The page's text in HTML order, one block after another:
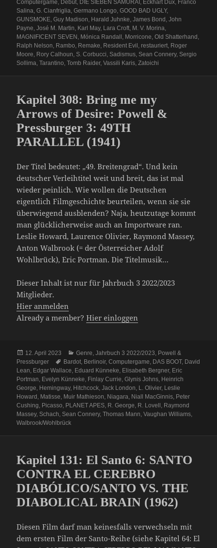
Computergame Debüt DIE SIEBEN SAMURAI Eckhart Dux Franco
Salina ,G. Cianfriglia ,Germano Longo ,GOOD BAD UGLY,
GUNSMOKE ,Guy Madison Harald Juhnke ,James Bond ,John
Payne ,José M. Martin Karl May, Lara Croft M. V. Morina
MAGNIFICENT SEVEN Mónica Randall Morricone ,Old Shatterhand
Ralph Nelson Rambo Remake Resident Evil restauriert Roger
Moore Rory Calhoun S. Corbucci Sadismus Sean Connery, Sergio
Sollima ,Tarantino ,Tomb Raider,Vassili Karis Zatoichi
Kapitel 308: Bring me my
Arrows of Desire: Powell &
Pressburger 3: 49TH
PARALLEL (1941)
Der Titel bedeutet: „49. Breitengrad“. Und kein
deutscher Verleihtitel weit und breit, das ist mal
wieder peinlich. Wie wollen die Deutschen
eigentlich Filmgeschichte beurteilen, wenn sie sie
überwiegend ausblenden? Naja, heutzutage kommt
man glücklicherweise auch an Importware ran.
Leslie Howard, Laurence Olivier, Raymond Massey,
Anton Walbrook (= der Österreicher Adolf
Wohlbrück), Eric Portman. Die Titelmusik…
Dieser Inhalt ist nur für Jahrbuch 3 2022/2023
Mitglieder.
Hier anmelden
Already a member?Hier einloggen
Veröffentlicht
am
12. April 2023 Kategorien
Genre,Jahrbuch 3 2022/2023, Powell &
Pressburger
Schlagwörter
Bardot, Berlinoir,Computergame, DAS BOOT, David
Lean, Edgar Wallace, Eduard Künneke, Elisabeth Bergner, Eric
Portman, Evelyn Künneke, Finlay Currie,Glynis Johns, Heinrich
George, Hemingway, Hitchcock,Jack London, L. Olivier, Leslie
Howard , Matisse, Muir Mathieson, Niagara, Niall MacGinnis, Peter
Cushing, Picasso, PLANET APES, R. George, R. Lovell , Raymond
Massey, Schach, Sean Connery,Thomas Mann,Vaughan Williams,
Walbrook/Wohlbrück
Kapitel 131: El Santo 6: SANTO
CONTRA EL CEREBRO
DIABÓLICO/SANTO VS. THE
DIABOLICAL BRAIN (1962)
Diesen Film darf man keinesfalls verwechseln mit
dem ersten Film der Santo-Reihe (siehe Kapitel 64: El